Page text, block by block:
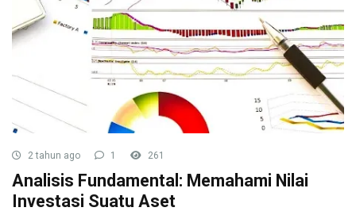
2 tahun ago 1 261
Analisis Fundamental: Memahami Nilai
Investasi Suatu Aset